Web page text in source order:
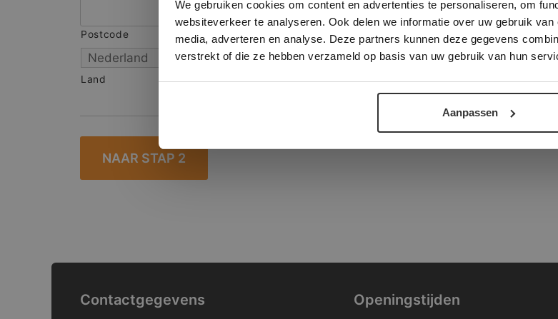
We gebruiken cookies om content en advertenties te personaliseren, om
websiteverkeer te analyseren. Ook delen we informatie over uw gebruik
media, adverteren en analyse. Deze partners kunnen deze gegevens
verstrekt of die ze hebben verzameld op basis van uw gebruik van hun
Aanpassen
Postcode Stad
Land
Contactgegevens Openingstijden
verder
ALLES ACCEPTEREN ALLES